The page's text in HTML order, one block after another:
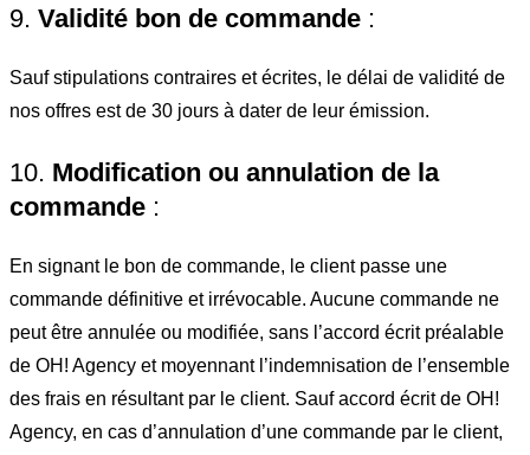
9. Validité bon de commande :
Sauf stipulations contraires et écrites, le délai de validité de
nos offres est de 30 jours à dater de leur émission.
10. Modification ou annulation de la
commande :
En signant le bon de commande, le client passe une
commande définitive et irrévocable. Aucune commande ne
peut être annulée ou modifiée, sans l’accord écrit préalable
de OH! Agency et moyennant l’indemnisation de l’ensemble
des frais en résultant par le client. Sauf accord écrit de OH!
Agency, en cas d’annulation d’une commande par le client,